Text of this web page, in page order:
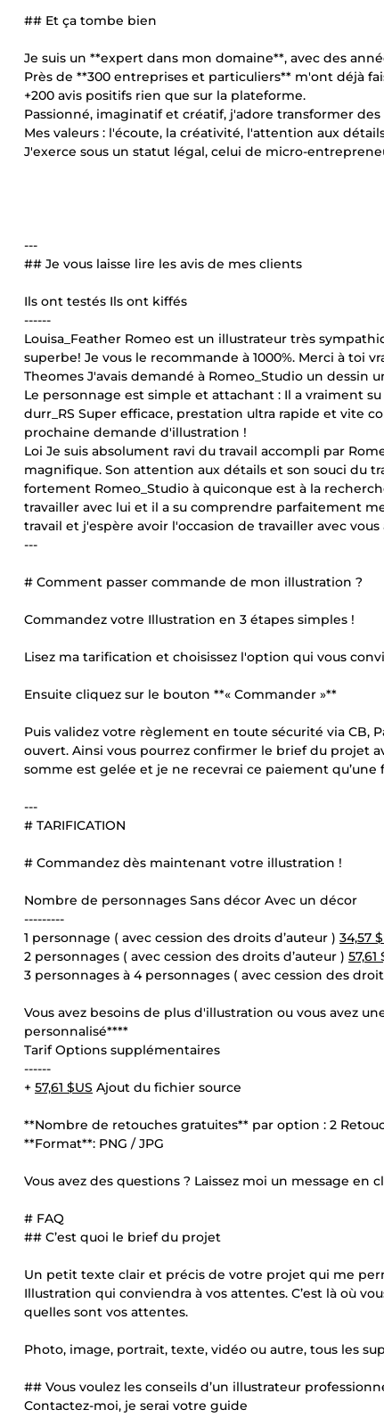
## Et ça tombe bien
Je suis un **expert dans mon domaine**, avec des
Près de **300 entreprises et particuliers** m'ont déjà
+200 avis positifs rien que sur la plateforme.
Passionné, imaginatif et créatif, j'adore transformer
Mes valeurs : l'écoute, la créativité, l'attention aux
J'exerce sous un statut légal, celui de micro-
---
## Je vous laisse lire les avis de mes clients
Ils ont testés Ils ont kiffés
------
Louisa_Feather Romeo est un illustrateur très
superbe! Je vous le recommande à 1000%. Merci à toi
Theomes J'avais demandé à Romeo_Studio un
Le personnage est simple et attachant : Il a vraiment
durr_RS Super efficace, prestation ultra rapide et vite
prochaine demande d'illustration !
Loi Je suis absolument ravi du travail accompli par
magnifique. Son attention aux détails et son souci du
fortement Romeo_Studio à quiconque est à la
travailler avec lui et il a su comprendre parfaitement
travail et j'espère avoir l'occasion de travailler avec vous
---
# Comment passer commande de mon illustration ?
Commandez votre Illustration en 3 étapes simples !
Lisez ma tarification et choisissez l'option qui vous
Ensuite cliquez sur le bouton **« Commander »**
Puis validez votre règlement en toute sécurité via CB,
ouvert. Ainsi vous pourrez confirmer le brief du projet
somme est gelée et je ne recevrai ce paiement
---
# TARIFICATION
# Commandez dès maintenant votre illustration !
Nombre de personnages Sans décor Avec un décor
---------
1 personnage ( avec cession des droits d’auteur ) 34,57
2 personnages ( avec cession des droits d’auteur ) 57,61
3 personnages à 4 personnages ( avec cession des
Vous avez besoins de plus d'illustration ou vous avez
personnalisé****
Tarif Options supplémentaires
------
+ 57,61 $US Ajout du fichier source
**Nombre de retouches gratuites** par option : 2
**Format**: PNG / JPG
Vous avez des questions ? Laissez moi un message
# FAQ
## C’est quoi le brief du projet
Un petit texte clair et précis de votre projet qui me
Illustration qui conviendra à vos attentes. C’est là où
quelles sont vos attentes.
Photo, image, portrait, texte, vidéo ou autre, tous les
## Vous voulez les conseils d’un illustrateur
Contactez-moi, je serai votre guide